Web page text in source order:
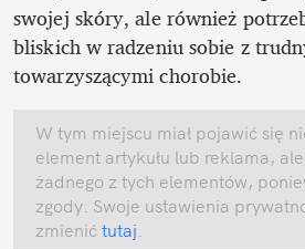
swojej skóry, ale również
bliskich w radzeniu sobie z
towarzyszącymi chorobie.
W tym miejscu miał pojawić się
element artykułu lub reklama,
żadnego z tych elementów,
zgody. Swoje ustawienia
zmienić tutaj